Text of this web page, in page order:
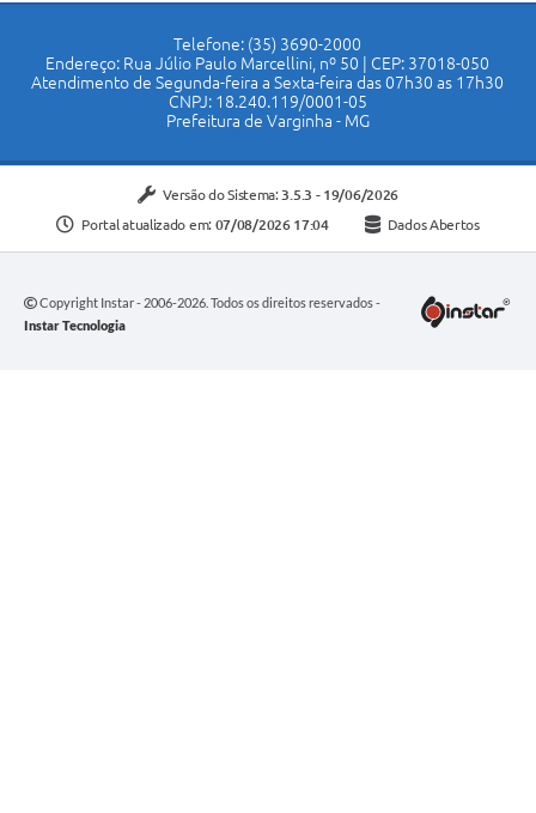
Telefone: (35) 3690-2000
Endereço: Rua Júlio Paulo Marcellini, nº 50 | CEP: 37018-050
Atendimento de Segunda-feira a Sexta-feira das 07h30 as 17h30
CNPJ: 18.240.119/0001-05
Prefeitura de Varginha - MG
Versão do Sistema: 3.5.3 - 19/06/2026
Portal atualizado em: 07/08/2026 17:04 Dados Abertos
Copyright Instar - 2006-2026. Todos os direitos reservados -
Instar Tecnologia